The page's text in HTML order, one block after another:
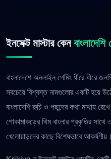
ইনসেক্ট মাস্টার কেন
বাংলাদেশে অনলাইন গেমিং ধীরে ধীরে
সবচেয়ে বিশ্বস্ত নামগুলোর একটি হয়ে
বাংলাদেশি রুচি ও পছন্দের কথা মাথায়
পোকামাকড়ের থিম বাংলার প্রকৃতির সাথে
খেলোয়াড়দের কাছে বিশেষভাবে আকর্ষণীয়।